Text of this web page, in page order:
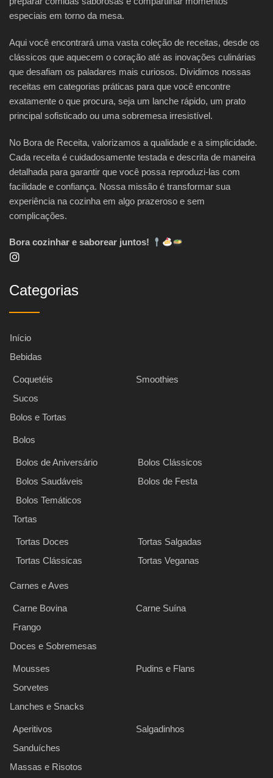
especiais em torno da mesa.
Aqui você encontrará uma vasta coleção de receitas, desde os
clássicos que aquecem o coração até as inovações culinárias
que desafiam os paladares mais curiosos. Dividimos nossas
receitas em categorias práticas para que você encontre
exatamente o que procura, seja um lanche rápido, um prato
principal sofisticado ou uma sobremesa irresistível.
No Bora de Receita, valorizamos a qualidade e a simplicidade.
Cada receita é cuidadosamente testada e descrita de maneira
detalhada para garantir que você possa reproduzi-las com
facilidade e confiança. Nossa missão é transformar sua
experiência na cozinha em algo prazeroso e sem
complicações.
Bora cozinhar e saborear juntos!
Categorias
Início
Bebidas
Coquetéis
Smoothies
Sucos
Bolos e Tortas
Bolos
Bolos de Aniversário
Bolos Clássicos
Bolos Saudáveis
Bolos de Festa
Bolos Temáticos
Tortas
Tortas Doces
Tortas Salgadas
Tortas Clássicas
Tortas Veganas
Carnes e Aves
Carne Bovina
Carne Suína
Frango
Doces e Sobremesas
Mousses
Pudins e Flans
Sorvetes
Lanches e Snacks
Aperitivos
Salgadinhos
Sanduíches
Massas e Risotos